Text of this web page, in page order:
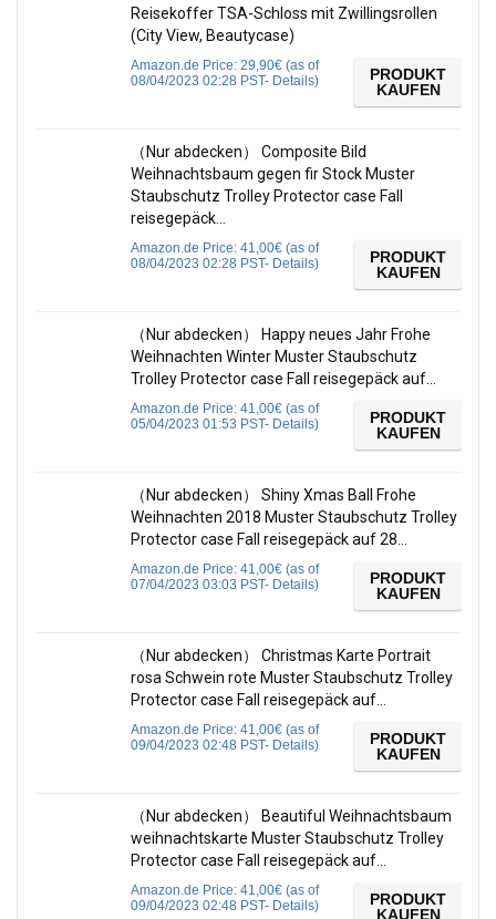
Reisekoffer TSA-Schloss mit Zwillingsrollen
(City View, Beautycase)
Amazon.de Price: 29,90€ (as of
08/04/2023 02:28 PST- Details)
PRODUKT
KAUFEN
（Nur abdecken） Composite Bild
Weihnachtsbaum gegen fir Stock Muster
Staubschutz Trolley Protector case Fall
reisegepäck…
Amazon.de Price: 41,00€ (as of
08/04/2023 02:28 PST- Details)
PRODUKT
KAUFEN
（Nur abdecken） Happy neues Jahr Frohe
Weihnachten Winter Muster Staubschutz
Trolley Protector case Fall reisegepäck auf…
Amazon.de Price: 41,00€ (as of
05/04/2023 01:53 PST- Details)
PRODUKT
KAUFEN
（Nur abdecken） Shiny Xmas Ball Frohe
Weihnachten 2018 Muster Staubschutz Trolley
Protector case Fall reisegepäck auf 28…
Amazon.de Price: 41,00€ (as of
07/04/2023 03:03 PST- Details)
PRODUKT
KAUFEN
（Nur abdecken） Christmas Karte Portrait
rosa Schwein rote Muster Staubschutz Trolley
Protector case Fall reisegepäck auf…
Amazon.de Price: 41,00€ (as of
09/04/2023 02:48 PST- Details)
PRODUKT
KAUFEN
（Nur abdecken） Beautiful Weihnachtsbaum
weihnachtskarte Muster Staubschutz Trolley
Protector case Fall reisegepäck auf…
Amazon.de Price: 41,00€ (as of
09/04/2023 02:48 PST- Details)
PRODUKT
KAUFEN